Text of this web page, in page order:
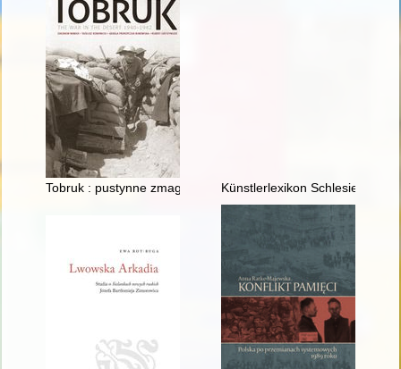
Tobruk : pustynne zmagania 1940-1942 = The war in the
Künstlerlexikon Schlesien : die